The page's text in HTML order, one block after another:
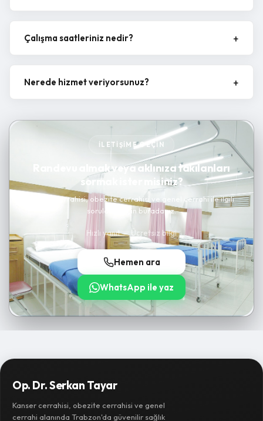
Çalışma saatleriniz nedir?
Nerede hizmet veriyorsunuz?
İLETIŞIME GEÇIN
Randevu almak veya aklınıza takılanları
sormak ister misiniz?
Kanser cerrahisi, obezite cerrahisi ve genel cerrahi ile ilgili
sorularınız için buradayız.
Hızlı yanıt — Ücretsiz bilgi
Hemen ara
WhatsApp ile yaz
Op. Dr. Serkan Tayar
Kanser cerrahisi, obezite cerrahisi ve genel
cerrahi alanında Trabzon'da güvenilir sağlık